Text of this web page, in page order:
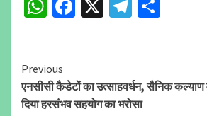
WhatsApp
Facebook
X
Continue
Reading
Previous
एनसीसी कैडेटों का उत्साहवर्धन, सैनिक कल्याण
दिया हरसंभव सहयोग का भरोसा